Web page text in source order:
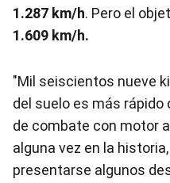
1.287 km/h. Pero el
1.609 km/h.
"Mil seiscientos nueve
del suelo es más rápido
de combate con motor
alguna vez en la
presentarse algunos